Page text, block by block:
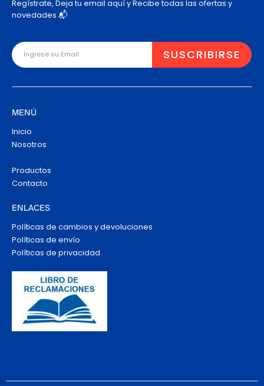
Regístrate, Deja tu email aquí y Recibe todas las ofertas y
novedades 📬
MENÚ
Inicio
Nosotros
Productos
Contacto
ENLACES
Políticas de cambios y devoluciones
Políticas de envío
Políticas de privacidad